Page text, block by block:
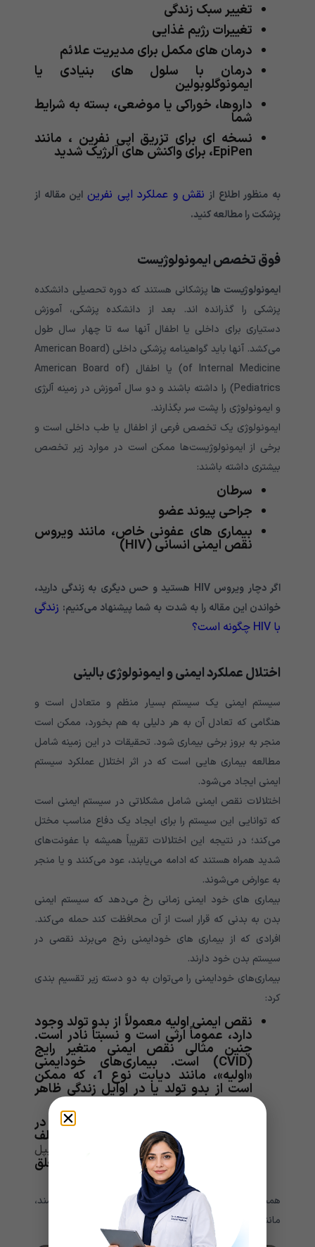
تغییر سبک زندگی
تغییرات رژیم غذایی
درمان های مکمل برای مدیریت علائم
درمان با سلول های بنیادی یا
ایمونوگلوبولین
داروها، خوراکی یا موضعی، بسته به شرایط
شما
نسخه ای برای تزریق اپی نفرین ، مانند
EpiPen، برای واکنش های آلرژیک شدید
به منظور اطلاع از نقش و عملکرد اپی نفرین این مقاله از
پزشکت را مطالعه کنید.
فوق تخصص ایمونولوژیست
ایمونولوژیست ها پزشکانی هستند که دوره تحصیلی دانشکده
پزشکی را گذرانده اند. بعد از دانشکده پزشکی، آموزش
دستیاری برای داخلی یا اطفال آنها سه تا چهار سال طول
می‌‌‌‌‌‌‌‌‌‌‌‌‌کشد. آنها باید گواهینامه پزشکی داخلی (American Board
of Internal Medicine) یا اطفال (American Board of
Pediatrics) را داشته باشند و دو سال آموزش در زمینه آلرژی
و ایمونولوژی را پشت سر بگذارند.
ایمونولوژی یک تخصص فرعی از اطفال یا طب داخلی است و
برخی از ایمونولوژیست‌ها ممکن است در موارد زیر تخصص
بیشتری داشته باشند:
سرطان
جراحی پیوند عضو
بیماری های عفونی خاص، مانند ویروس
نقص ایمنی انسانی (HIV)
اگر دچار ویروس HIV هستید و حس دیگری به زندگی دارید،
خواندن این مقاله را به شدت به شما پیشنهاد می‌کنیم: زندگی
با HIV چگونه است؟
اختلال عملکرد ایمنی و ایمونولوژی بالینی
سیستم ایمنی یک سیستم بسیار منظم و متعادل است و
هنگامی‌‌‌‌‌‌‌‌‌‌‌‌‌ که تعادل آن به هر دلیلی به هم بخورد، ممکن است
منجر به بروز برخی بیماری شود. تحقیقات در این زمینه شامل
مطالعه بیماری هایی است که در اثر اختلال عملکرد سیستم
ایمنی ایجاد می‌‌‌‌‌‌‌‌‌‌‌‌‌شود.
اختلالات نقص ایمنی شامل مشکلاتی در سیستم ایمنی است
که توانایی این سیستم را برای ایجاد یک دفاع مناسب مختل
می‌‌‌‌‌‌‌‌‌‌‌‌‌کند؛ در نتیجه این اختلالات تقریباً همیشه با عفونت‌های
شدید همراه هستند که ادامه می‌یابند، عود می‌کنند و یا منجر
به عوارض می‌شوند.
بیماری های خود ایمنی زمانی رخ می‌‌‌‌‌‌‌‌‌‌‌‌‌دهد که سیستم ایمنی
بدن به بدنی که قرار است از آن محافظت کند حمله می‌‌‌‌‌‌‌‌‌‌‌‌‌کند.
افرادی که از بیماری های خودایمنی رنج می‌‌‌‌‌‌‌‌‌‌‌‌‌برند نقصی در
سیستم بدن خود دارند.
بیماری‌های خودایمنی را می‌توان به دو دسته زیر تقسیم بندی
کرد:
نقص ایمنی اولیه معمولاً از بدو تولد وجود
دارد، عموماً ارثی است و نسبتاً نادر است.
چنین مثالی نقص ایمنی متغیر رایج
(CVID) است. بیماری‌های خودایمنی
«اولیه»، مانند دیابت نوع 1، که ممکن
است از بدو تولد یا در اوایل زندگی ظاهر
شود.
بیماری های خودایمنی «ثانویه» که در
مراحل بعدی زندگی به دلیل عوامل مختلف
ظاهر می‌‌‌‌‌‌‌‌‌‌‌‌‌شوند. آرتریت روماتوئید و
مولتیپل
به این نوع خود ایمنی تعلق
همچنین بیماری‌های خودایمنی می‌توانند موضعی باشند،
مانند بیماری کرون که بر دستگاه گوارش تأثیر می‌گذارد.